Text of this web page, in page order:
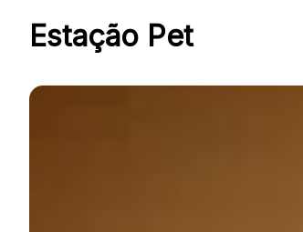
Estação Pet